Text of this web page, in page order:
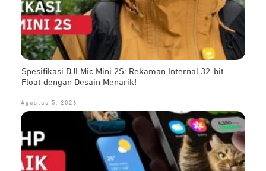
Spesifikasi DJI Mic Mini 2S: Rekaman Internal 32-bit
Float dengan Desain Menarik!
Agustus 5, 2026